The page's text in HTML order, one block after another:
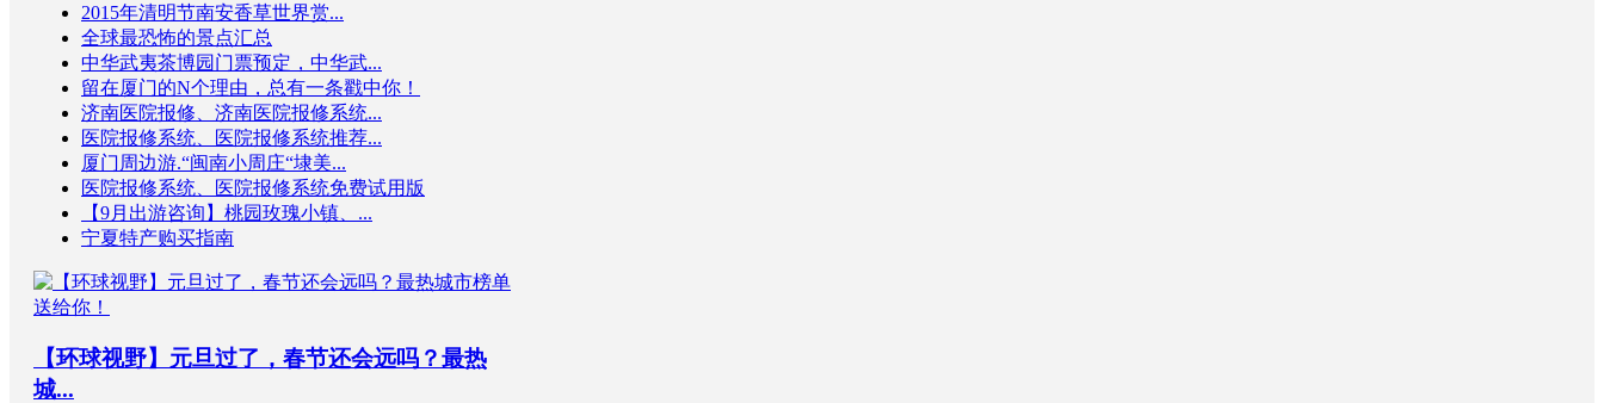
2015年清明节南安香草世界赏...
全球最恐怖的景点汇总
中华武夷茶博园门票预定，中华武...
留在厦门的N个理由，总有一条戳中你！
济南医院报修、济南医院报修系统...
医院报修系统、医院报修系统推荐...
厦门周边游.“闽南小周庄“埭美...
医院报修系统、医院报修系统免费试用版
【9月出游咨询】桃园玫瑰小镇、...
宁夏特产购买指南
【环球视野】元旦过了，春节还会远吗？最热
城...